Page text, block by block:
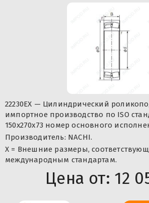
22230EX — Цилиндрический
импортное производство по ISO
150x270x73 номер основного
Производитель: NACHI.
X = Внешние размеры,
международным стандартам.
Цена от: 12